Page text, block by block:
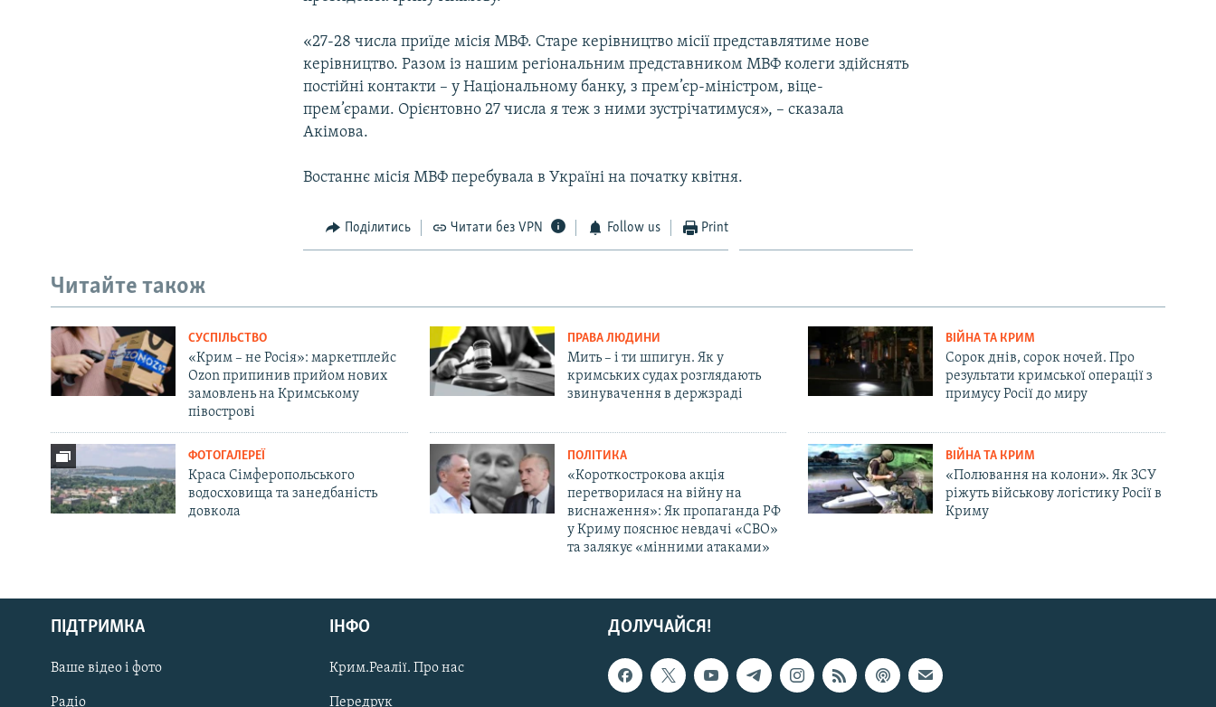
Русский
Qırımtatar
ДОЛУЧАЙСЯ!
«27-28 числа приїде місія МВФ. Старе керівництво місії представлятиме нове
керівництво. Разом із нашим регіональним представником МВФ колеги здійснять
постійні контакти – у Національному банку, з прем’єр-міністром, віце-
прем’єрами. Орієнтовно 27 числа я теж з ними зустрічатимуся», – сказала
Акімова.
Востаннє місія МВФ перебувала в Україні на початку квітня.
Поділитись Читати без VPN Follow us Print
Читайте також
СУСПІЛЬСТВО
«Крим – не Росія»: маркетплейс
Ozon припинив прийом нових
замовлень на Кримському
півострові
ПРАВА ЛЮДИНИ
Мить – і ти шпигун. Як у
кримських судах розглядають
звинувачення в держзраді
ВІЙНА ТА КРИМ
Сорок днів, сорок ночей. Про
результати кримської операції з
примусу Росії до миру
ФОТОГАЛЕРЕЇ
Краса Сімферопольського
водосховища та занедбаність
довкола
ПОЛІТИКА
«Короткострокова акція
перетворилася на війну на
виснаження»: Як пропаганда РФ
у Криму пояснює невдачі «СВО»
та залякує «мінними атаками»
ВІЙНА ТА КРИМ
«Полювання на колони». Як ЗСУ
ріжуть військову логістику Росії в
Криму
ДОЛУЧАЙСЯ!
ПІДТРИМКА
Ваше відео і фото
Радіо
ІНФО
Крим.Реалії. Про нас
Передрук